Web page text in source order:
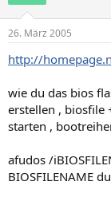
26. März 2005
http://
wie du das bios
erstellen , biosfile
starten ,
afudos /
BIOSFILENAME